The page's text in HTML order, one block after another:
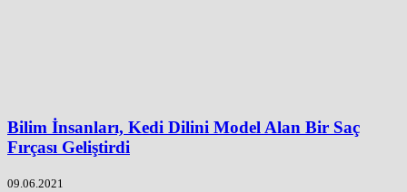
Bilim İnsanları, Kedi Dilini Model Alan Bir Saç
Fırçası Geliştirdi
09.06.2021